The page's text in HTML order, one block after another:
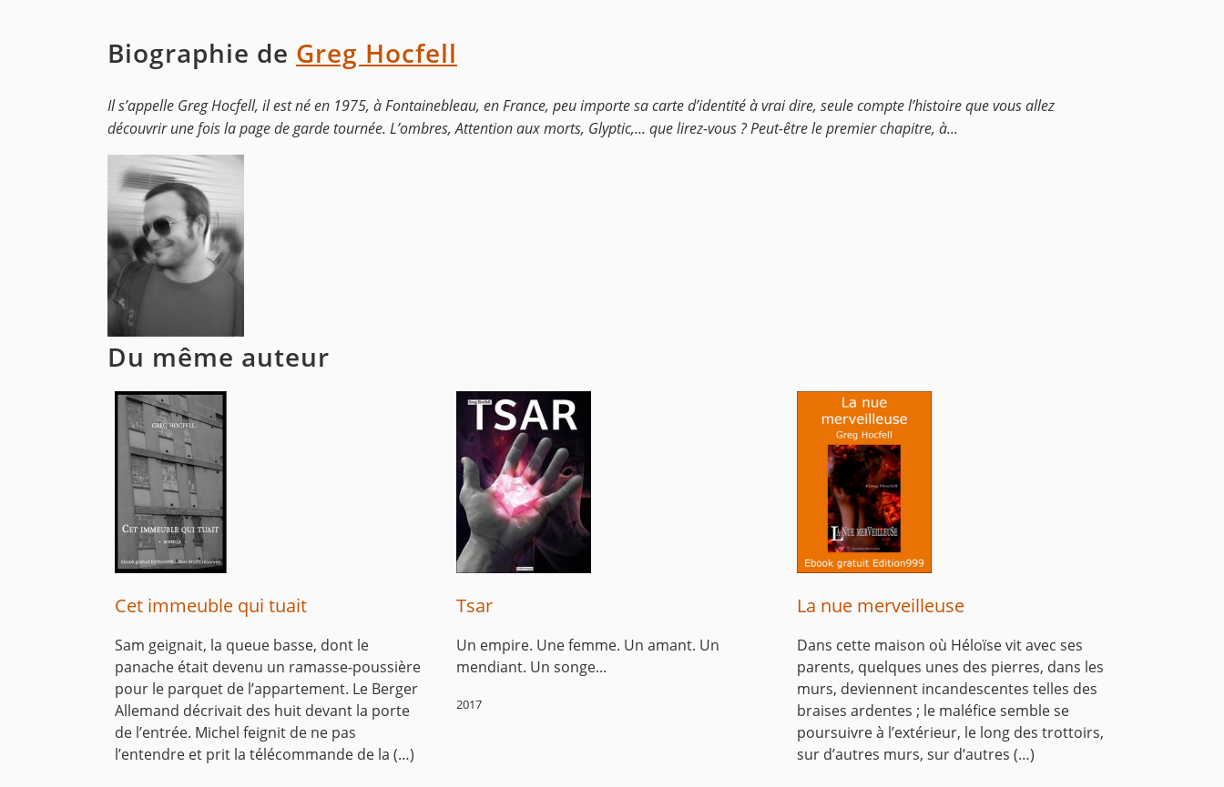
Biographie de Greg Hocfell
Il s’appelle Greg Hocfell, il est né en 1975, à Fontainebleau, en France, peu importe sa carte d’identité à vrai dire, seule compte l’histoire que vous allez
découvrir une fois la page de garde tournée. L’ombres, Attention aux morts, Glyptic,... que lirez-vous ? Peut-être le premier chapitre, à...
Du même auteur
Cet immeuble qui tuait
Sam geignait, la queue basse, dont le
panache était devenu un ramasse-poussière
pour le parquet de l’appartement. Le Berger
Allemand décrivait des huit devant la porte
de l’entrée. Michel feignit de ne pas
l’entendre et prit la télécommande de la (…)
Tsar
Un empire. Une femme. Un amant. Un
mendiant. Un songe...
2017
La nue merveilleuse
Dans cette maison où Héloïse vit avec ses
parents, quelques unes des pierres, dans les
murs, deviennent incandescentes telles des
braises ardentes ; le maléfice semble se
poursuivre à l’extérieur, le long des trottoirs,
sur d’autres murs, sur d’autres (…)